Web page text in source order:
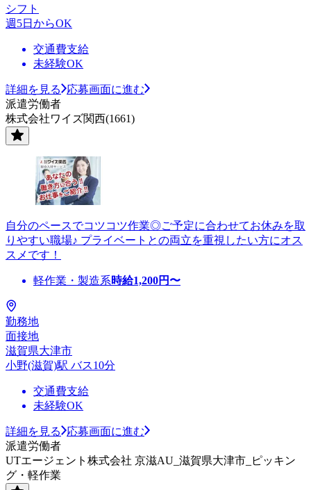
シフト
週5日からOK
交通費支給
未経験OK
詳細を見る
応募画面に進む
派遣労働者
株式会社ワイズ関西(1661)
自分のペースでコツコツ作業◎ご予定に合わせてお休みを取
りやすい職場♪ プライベートとの両立を重視したい方にオス
スメです！
軽作業・製造系時給1,200円〜
勤務地
面接地
滋賀県大津市
小野(滋賀)駅 バス10分
交通費支給
未経験OK
詳細を見る
応募画面に進む
派遣労働者
UTエージェント株式会社 京滋AU_滋賀県大津市_ピッキン
グ・軽作業